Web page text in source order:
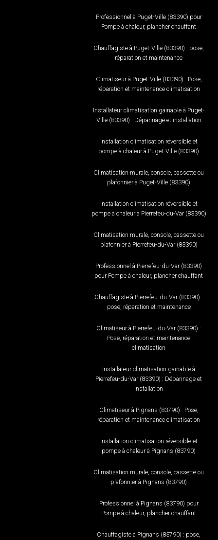
Professionnel à Puget-Ville (83390) pour
Pompe à chaleur, plancher chauffant
Chauffagiste à Puget-Ville (83390) : pose,
réparation et maintenance
Climatiseur à Puget-Ville (83390) : Pose,
réparation et maintenance climatisation
Installateur climatisation gainable à Puget-
Ville (83390) : Dépannage et installation
Installation climatisation réversible et
pompe à chaleur à Puget-Ville (83390)
Climatisation murale, console, cassette ou
plafonnier à Puget-Ville (83390)
Installation climatisation réversible et
pompe à chaleur à Pierrefeu-du-Var (83390)
Climatisation murale, console, cassette ou
plafonnier à Pierrefeu-du-Var (83390)
Professionnel à Pierrefeu-du-Var (83390)
pour Pompe à chaleur, plancher chauffant
Chauffagiste à Pierrefeu-du-Var (83390) :
pose, réparation et maintenance
Climatiseur à Pierrefeu-du-Var (83390) :
Pose, réparation et maintenance
climatisation
Installateur climatisation gainable à
Pierrefeu-du-Var (83390) : Dépannage et
installation
Climatiseur à Pignans (83790) : Pose,
réparation et maintenance climatisation
Installation climatisation réversible et
pompe à chaleur à Pignans (83790)
Climatisation murale, console, cassette ou
plafonnier à Pignans (83790)
Professionnel à Pignans (83790) pour
Pompe à chaleur, plancher chauffant
Chauffagiste à Pignans (83790) : pose,